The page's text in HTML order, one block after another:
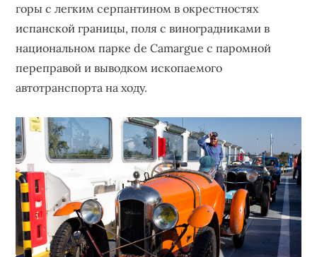
горы с легким серпантином в окрестностях
испанской границы, поля с виноградниками в
национальном парке de Camargue с паромной
переправой и выводком ископаемого
автотранспорта на ходу.